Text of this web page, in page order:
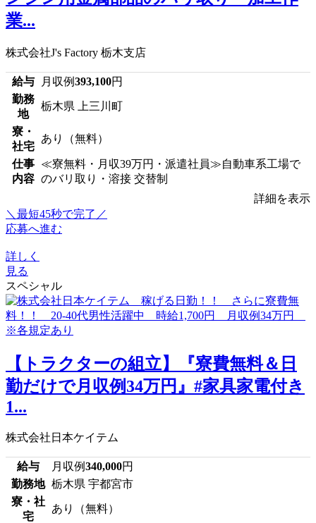
業...
株式会社J's Factory 栃木支店
給与 月収例393,100円
勤務
地
栃木県 上三川町
寮・
社宅
あり（無料）
仕事
内容
≪寮無料・月収39万円・派遣社員≫自動車系工場で
のバリ取り・溶接 交替制
詳細を表示
＼最短45秒で完了／
応募へ進む
詳しく
見る
スペシャル
【トラクターの組立】『寮費無料＆日
勤だけで月収例34万円』#家具家電付き
1...
株式会社日本ケイテム
給与 月収例340,000円
勤務地 栃木県 宇都宮市
寮・社
宅
あり（無料）